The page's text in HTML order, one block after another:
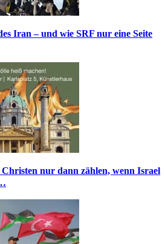
Iran – und wie SRF nur eine Seite
Christen nur dann zählen, wenn Israel